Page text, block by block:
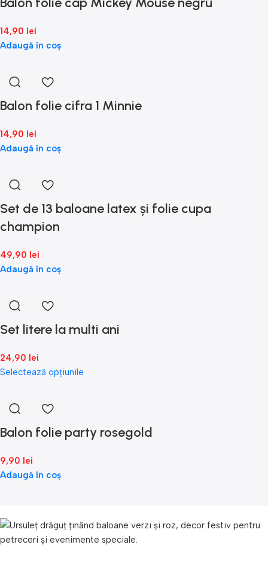
14,90 lei
Adaugă în coș
Balon folie cifra 1 Minnie
14,90 lei
Adaugă în coș
Set de 13 baloane latex și folie cupa
champion
49,90 lei
Adaugă în coș
Set litere la multi ani
24,90 lei
Selectează opțiunile
Balon folie party rosegold
9,90 lei
Adaugă în coș